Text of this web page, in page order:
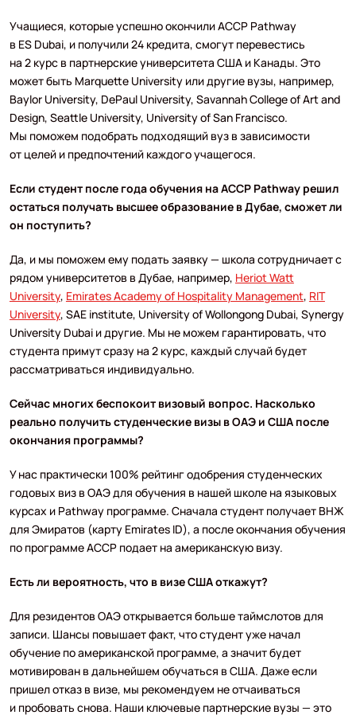
Учащиеся, которые успешно окончили ACCP Pathway
в ES Dubai, и получили 24 кредита, смогут перевестись
на 2 курс в партнерские университета США и Канады. Это
может быть Marquette University или другие вузы, например,
Baylor University, DePaul University, Savannah College of Art and
Design, Seattle University, University of San Francisco.
Мы поможем подобрать подходящий вуз в зависимости
от целей и предпочтений каждого учащегося.
Если студент после года обучения на ACCP Pathway решил
остаться получать высшее образование в Дубае, сможет ли
он поступить?
Да, и мы поможем ему подать заявку — школа сотрудничает с
рядом университетов в Дубае, например, Heriot Watt
University, Emirates Academy of Hospitality Management, RIT
University, SAE institute, University of Wollongong Dubai, Synergy
University Dubai и другие. Мы не можем гарантировать, что
студента примут сразу на 2 курс, каждый случай будет
рассматриваться индивидуально.
Сейчас многих беспокоит визовый вопрос. Насколько
реально получить студенческие визы в ОАЭ и США после
окончания программы?
У нас практически 100% рейтинг одобрения студенческих
годовых виз в ОАЭ для обучения в нашей школе на языковых
курсах и Pathway программе. Сначала студент получает ВНЖ
для Эмиратов (карту Emirates ID), а после окончания обучения
по программе ACCP подает на американскую визу.
Есть ли вероятность, что в визе США откажут?
Для резидентов ОАЭ открывается больше таймслотов для
записи. Шансы повышает факт, что студент уже начал
обучение по американской программе, а значит будет
мотивирован в дальнейшем обучаться в США. Даже если
пришел отказ в визе, мы рекомендуем не отчаиваться
и пробовать снова. Наши ключевые партнерские вузы — это